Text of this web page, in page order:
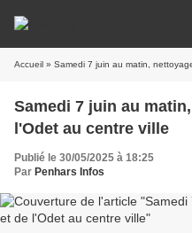
Accueil » Samedi 7 juin au matin,
Samedi 7 juin au
l'Odet au centre ville
Publié le 30/05/2025 à 18:25
Par Penhars Infos